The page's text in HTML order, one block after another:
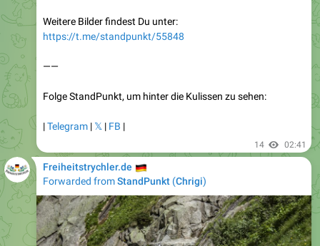
——
Folge StandPunkt, um hinter die Kulissen zu sehen:
|Telegram|𝕏|FB|
Freiheitstrychler.de
🇩🇪
Forwarded from